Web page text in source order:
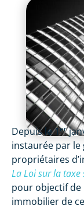
Depuis le 1er
instaurée par
propriétaires
La Loi sur la taxe
pour objectif
immobilier de